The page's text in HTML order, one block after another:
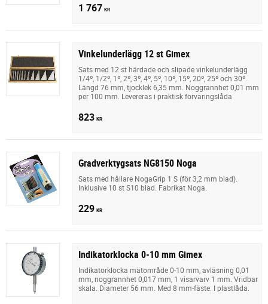
1 767 KR
Vinkelunderlägg 12 st Gimex
Sats med 12 st härdade och slipade vinkelunderlägg
1/4º, 1/2º, 1º, 2º, 3º, 4º, 5º, 10º, 15º, 20º, 25º och 30º.
Längd 76 mm, tjocklek 6,35 mm. Noggrannhet 0,01 mm
per 100 mm. Levereras i praktisk förvaringslåda
823 KR
Gradverktygsats NG8150 Noga
Sats med hållare NogaGrip 1 S (för 3,2 mm blad).
Inklusive 10 st S10 blad. Fabrikat Noga.
229 KR
Indikatorklocka 0-10 mm Gimex
Indikatorklocka mätområde 0-10 mm, avläsning 0,01
mm, noggrannhet 0,017 mm, 1 visarvarv 1 mm. Vridbar
skala. Diameter 56 mm. Med 8 mm-fäste. I plastlåda.